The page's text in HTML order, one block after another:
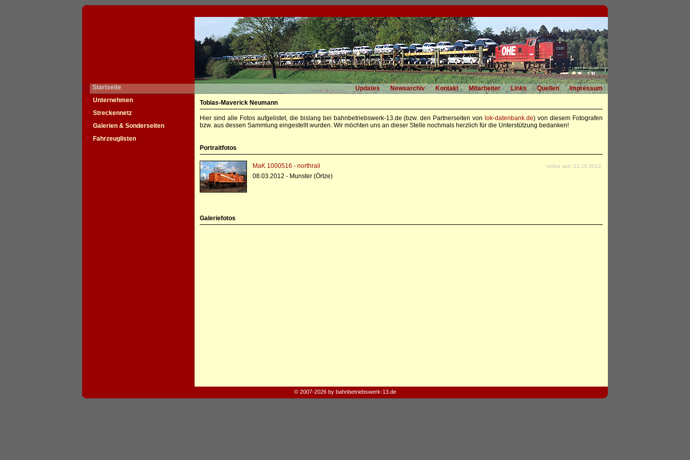
Startseite Updates Newsarchiv Kontakt Mitarbeiter Links Quellen
Impressum
Unternehmen
Streckennetz
Galerien & Sonderseiten
Fahrzeuglisten
Tobias-Maverick Neumann
Hier sind alle Fotos aufgelistet, die bislang bei bahnbetriebswerk-13.de (bzw. den Partnerseiten von lok-datenbank.de) von diesem Fotografen
bzw. aus dessen Sammlung eingestellt wurden. Wir möchten uns an dieser Stelle nochmals herzlich für die Unterstützung bedanken!
Portraitfotos
MaK 1000516 - northrail online seit: 23.10.2012
08.03.2012 - Munster (Örtze)
Galeriefotos
© 2007-2026 by bahnbetriebswerk-13.de